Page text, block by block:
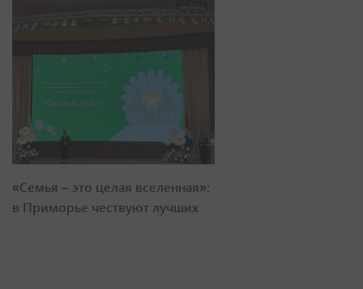
«Семья – это целая вселенная»:
в Приморье чествуют лучших